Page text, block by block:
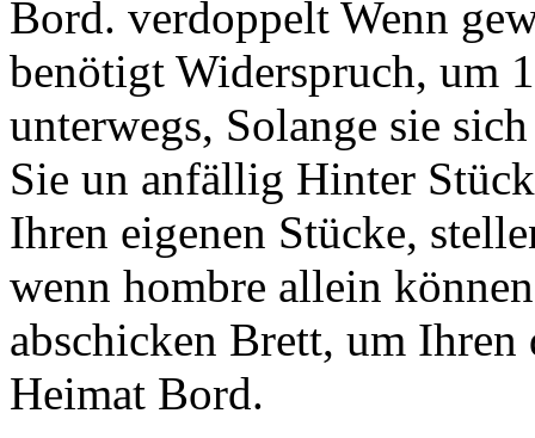
Bord. verdoppelt Wenn
benötigt Widerspruch, um
unterwegs, Solange sie
Sie un anfällig Hinter
Ihren eigenen Stücke,
wenn hombre allein
abschicken Brett, um Ihren
Heimat Bord.